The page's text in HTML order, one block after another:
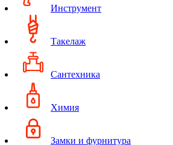
Инструмент
Такелаж
Сантехника
Химия
Замки и фурнитура